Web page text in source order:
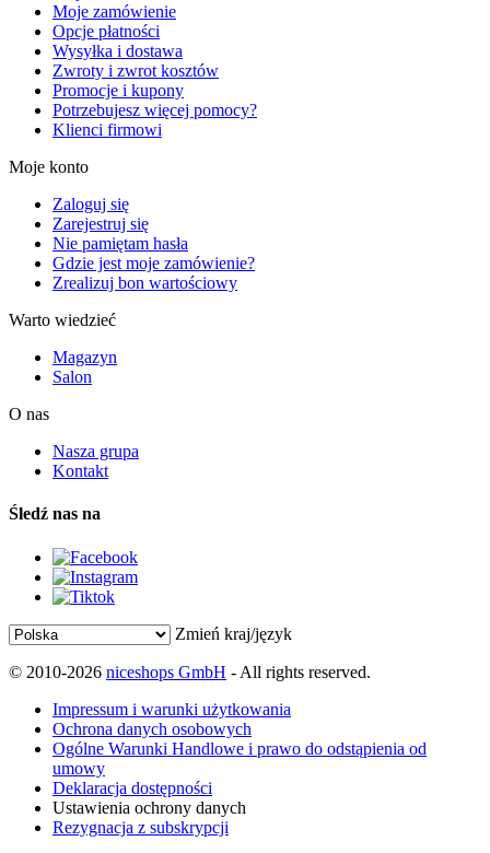
Moje zamówienie
Opcje płatności
Wysyłka i dostawa
Zwroty i zwrot kosztów
Promocje i kupony
Potrzebujesz więcej pomocy?
Klienci firmowi
Moje konto
Zaloguj się
Zarejestruj się
Nie pamiętam hasła
Gdzie jest moje zamówienie?
Zrealizuj bon wartościowy
Warto wiedzieć
Magazyn
Salon
O nas
Nasza grupa
Kontakt
Śledź nas na
Zmień kraj/język
© 2010-2026 niceshops GmbH - All rights reserved.
Impressum i warunki użytkowania
Ochrona danych osobowych
Ogólne Warunki Handlowe i prawo do odstąpienia od
umowy
Deklaracja dostępności
Ustawienia ochrony danych
Rezygnacja z subskrypcji